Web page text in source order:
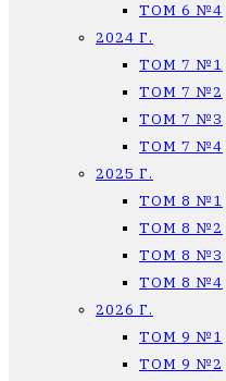
ТОМ 6 №4
2024 Г.
ТОМ 7 №1
ТОМ 7 №2
ТОМ 7 №3
ТОМ 7 №4
2025 Г.
ТОМ 8 №1
ТОМ 8 №2
ТОМ 8 №3
ТОМ 8 №4
2026 Г.
ТОМ 9 №1
ТОМ 9 №2